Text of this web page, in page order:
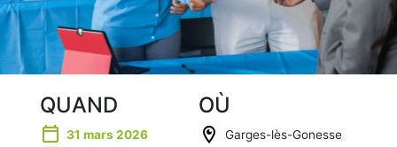
QUAND
31 mars 2026
OÙ
Garges-lès-Gonesse